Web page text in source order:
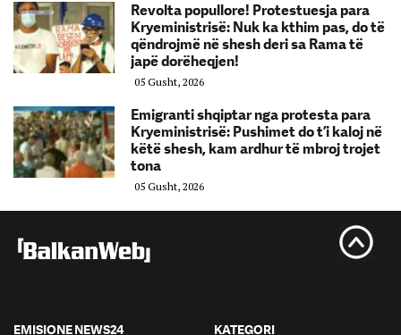
Revolta popullore! Protestuesja para
Kryeministrisë: Nuk ka kthim pas, do të
qëndrojmë në shesh deri sa Rama të
japë dorëheqjen!
05 Gusht, 2026
Emigranti shqiptar nga protesta para
Kryeministrisë: Pushimet do t’i kaloj në
këtë shesh, kam ardhur të mbroj trojet
tona
05 Gusht, 2026
EMISIONE NEWS24 KATEGORI